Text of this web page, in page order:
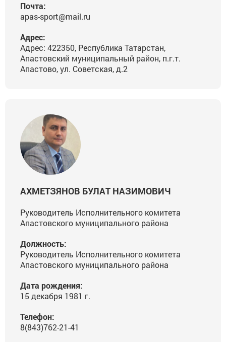
Почта:
apas-sport@mail.ru
Адрес:
Адрес: 422350, Республика Татарстан,
Апастовский муниципальный район, п.г.т.
Апастово, ул. Советская, д.2
АХМЕТЗЯНОВ БУЛАТ НАЗИМОВИЧ
Руководитель Исполнительного комитета
Апастовского муниципального района
Должность:
Руководитель Исполнительного комитета
Апастовского муниципального района
Дата рождения:
15 декабря 1981 г.
Телефон:
8(843)762-21-41